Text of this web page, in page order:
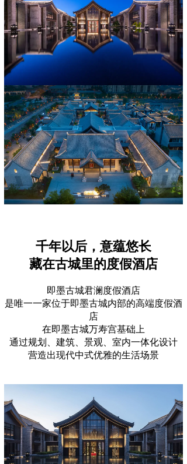
千年以后，意蕴悠长
藏在古城里的度假酒店
即墨古城君澜度假酒店
是唯一一家位于即墨古城内部的高端度假酒
店
在即墨古城万寿宫基础上
通过规划、建筑、景观、室内一体化设计
营造出现代中式优雅的生活场景